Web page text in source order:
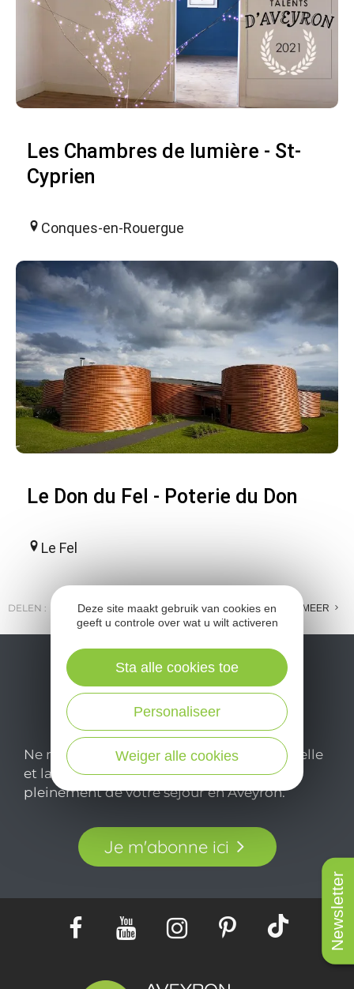
Newsletter
Les Chambres de lumière - St-
Cyprien
Conques-en-Rouergue
Le Don du Fel - Poterie du Don
Le Fel
DELEN : E-MAIL MESSENGER FACEBOOK MEER
Ne manquez pas notre newsletter mensuelle
et laissez-vous inspirer pour profiter
pleinement de votre séjour en Aveyron.
Je m'abonne ici
Deze site maakt gebruik van cookies en
geeft u controle over wat u wilt activeren
Weiger alle cookies
Personaliseer
Sta alle cookies toe